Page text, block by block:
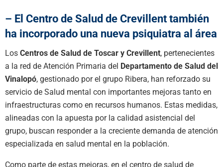
– El Centro de Salud de Crevillent también
ha incorporado una nueva psiquiatra al área
Los Centros de Salud de Toscar y Crevillent, pertenecientes
a la red de Atención Primaria del Departamento de Salud del
Vinalopó, gestionado por el grupo Ribera, han reforzado su
servicio de Salud mental con importantes mejoras tanto en
infraestructuras como en recursos humanos. Estas medidas,
alineadas con la apuesta por la calidad asistencial del
grupo, buscan responder a la creciente demanda de atención
especializada en salud mental en la población.
Como parte de estas mejoras, en el centro de salud de